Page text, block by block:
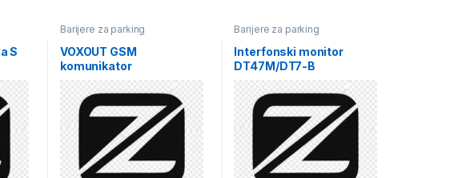
S
Barijere za parking
VOXOUT GSM
komunikator
Barijere za parking
Interfonski monitor
DT47M/DT7-B